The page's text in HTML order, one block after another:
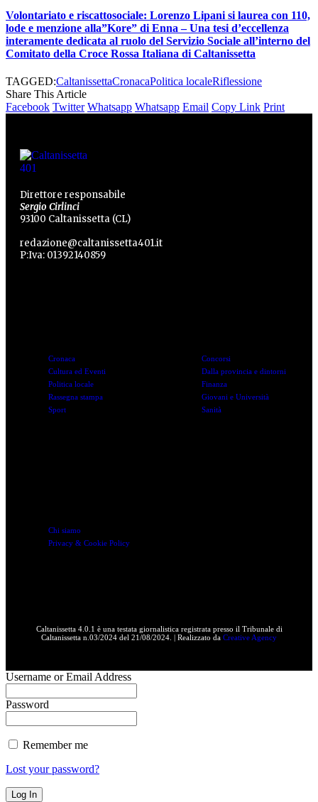
Volontariato e riscattosociale: Lorenzo Lipani si laurea con 110,
lode e menzione alla”Kore” di Enna – Una tesi d’eccellenza
interamente dedicata al ruolo del Servizio Sociale all’interno del
Comitato della Croce Rossa Italiana di Caltanissetta
TAGGED:CaltanissettaCronacaPolitica localeRiflessione
Share This Article
Facebook Twitter Whatsapp Whatsapp Email Copy Link Print
Direttore responsabile
Sergio Cirlinci
93100 Caltanissetta (CL)
redazione@caltanissetta401.it
P:Iva: 01392140859
Cronaca
Cultura ed Eventi
Politica locale
Rassegna stampa
Sport
Concorsi
Dalla provincia e dintorni
Finanza
Giovani e Università
Sanità
Chi siamo
Privacy & Cookie Policy
Caltanissetta 4.0.1 è una testata giornalistica registrata presso il Tribunale di
Caltanissetta n.03/2024 del 21/08/2024. | Realizzato da Creative Agency
Username or Email Address
Password
Remember me
Lost your password?